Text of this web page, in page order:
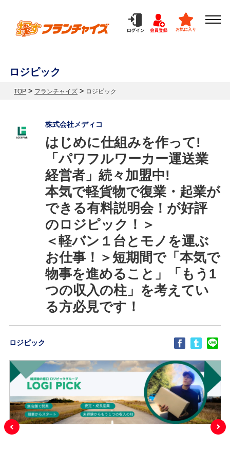
お気に入り
ロジピック
TOP > フランチャイズ > ロジピック
株式会社メディコ
はじめに仕組みを作って!
「パワフルワーカー運送業
経営者」続々加盟中!
本気で軽貨物で復業・起業が
できる有料説明会！が好評
のロジピック！＞
＜軽バン１台とモノを運ぶ
お仕事！＞短期間で「本気で
物事を進めること」「もう1
つの収入の柱」を考えてい
る方必見です！
ロジピック